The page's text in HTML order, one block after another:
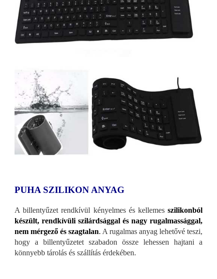
PUHA SZILIKON ANYAG
A billentyűzet rendkívül kényelmes és kellemes szilikonból
készült, rendkívüli szilárdsággal és nagy rugalmassággal,
nem mérgező és szagtalan. A rugalmas anyag lehetővé teszi,
hogy a billentyűzetet szabadon össze lehessen hajtani a
könnyebb tárolás és szállítás érdekében.